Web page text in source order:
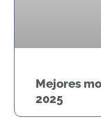
Mejores
2025